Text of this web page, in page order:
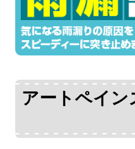
アートペイン